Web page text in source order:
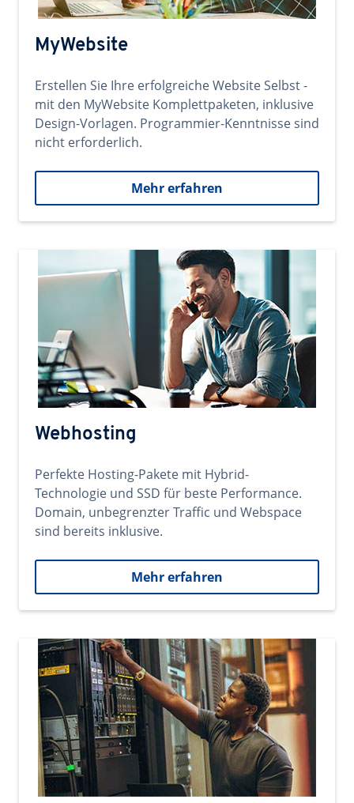
MyWebsite
Erstellen Sie Ihre erfolgreiche Website Selbst -
mit den MyWebsite Komplettpaketen, inklusive
Design-Vorlagen. Programmier-Kenntnisse sind
nicht erforderlich.
Mehr erfahren
Webhosting
Perfekte Hosting-Pakete mit Hybrid-
Technologie und SSD für beste Performance.
Domain, unbegrenzter Traffic und Webspace
sind bereits inklusive.
Mehr erfahren